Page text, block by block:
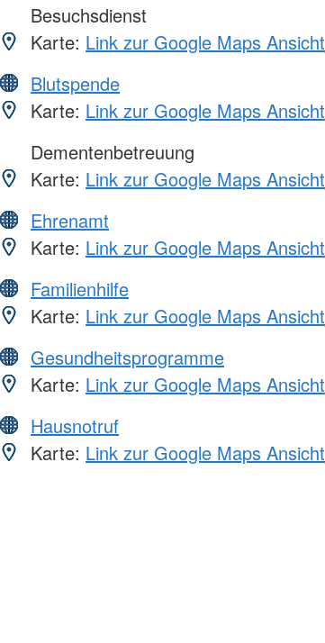
Besuchsdienst
Karte: Link zur Google Maps Ansicht
Blutspende
Karte: Link zur Google Maps Ansicht
Dementenbetreuung
Karte: Link zur Google Maps Ansicht
Ehrenamt
Karte: Link zur Google Maps Ansicht
Familienhilfe
Karte: Link zur Google Maps Ansicht
Gesundheitsprogramme
Karte: Link zur Google Maps Ansicht
Hausnotruf
Karte: Link zur Google Maps Ansicht